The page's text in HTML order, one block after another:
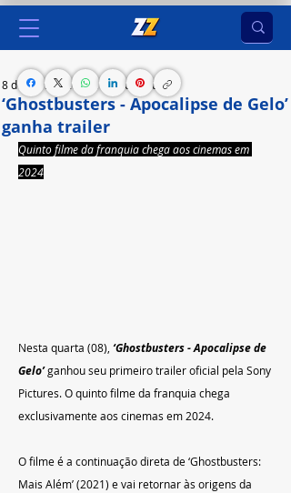
‘Ghostbusters - Apocalipse de Gelo’
ganha trailer
8 de nov. de 2023 1 min de leitura
Quinto filme da franquia chega aos cinemas em
2024
Nesta quarta (08), ‘Ghostbusters - Apocalipse de
Gelo’ ganhou seu primeiro trailer oficial pela Sony
Pictures. O quinto filme da franquia chega
exclusivamente aos cinemas em 2024.
O filme é a continuação direta de ‘Ghostbusters:
Mais Além’ (2021) e vai retornar às origens da